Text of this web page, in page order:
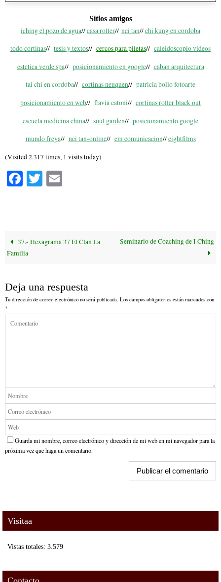
Sitios amigos
iching el pozo de agua//casa roller// nei tan//chi kung en cordoba
todo cortinas// tesis y textos// cercos para piletas// caleidoscopio videos
estetica verde spa// posicionamiento en google// caban arquitectura
tai chi en cordoba// cortinas neuquen// patricia bollo fotoarte
posicionamiento en web// flavia catoni// cortinas roller black out
escuela medicina china// soul garden// posicionamiento google
mundo freya// nei tan-online// em comunicacion//eightfilms
(Visited 2.317 times, 1 visits today)
Fa T
37.- Hexagrama 37 El Clan La
Familia
Seminario de Coaching de I Ching
Deja una respuesta
Tu dirección de correo electrónico no será publicada. Los campos obligatorios están marcados con
*
Guarda mi nombre, correo electrónico y dirección de mi web en mi navegador para la
próxima vez que haga un comentario.
Visitaa
Vistas totales: 3.579